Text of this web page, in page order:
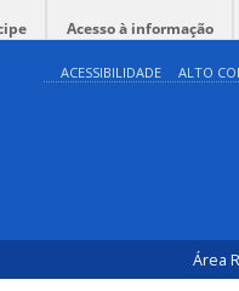
Acesso à informação
ACESSIBILIDADE ALTO
Área